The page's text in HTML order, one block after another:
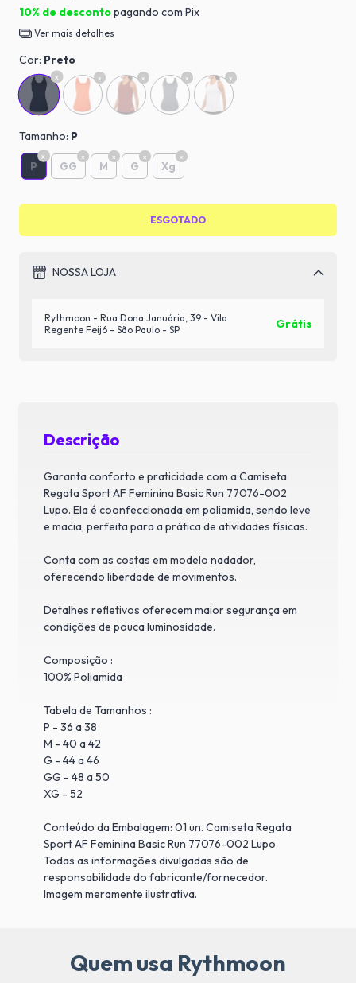
10% de descontopagando com Pix
Ver mais detalhes
Cor: Preto
Tamanho: P
P GG M G Xg
NOSSA LOJA
Rythmoon - Rua Dona Januária, 39 - Vila
Regente Feijó - São Paulo - SP
Grátis
Descrição
Garanta conforto e praticidade com a Camiseta
Regata Sport AF Feminina Basic Run 77076-002
Lupo. Ela é coonfeccionada em poliamida, sendo leve
e macia, perfeita para a prática de atividades físicas.
Conta com as costas em modelo nadador,
oferecendo liberdade de movimentos.
Detalhes refletivos oferecem maior segurança em
condições de pouca luminosidade.
Composição :
100% Poliamida
Tabela de Tamanhos :
P - 36 a 38
M - 40 a 42
G - 44 a 46
GG - 48 a 50
XG - 52
Conteúdo da Embalagem: 01 un. Camiseta Regata
Sport AF Feminina Basic Run 77076-002 Lupo
Todas as informações divulgadas são de
responsabilidade do fabricante/fornecedor.
Imagem meramente ilustrativa.
Quem usa Rythmoon